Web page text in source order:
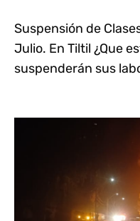
Suspensión de
Julio. En Tiltil ¿Que
suspenderán sus